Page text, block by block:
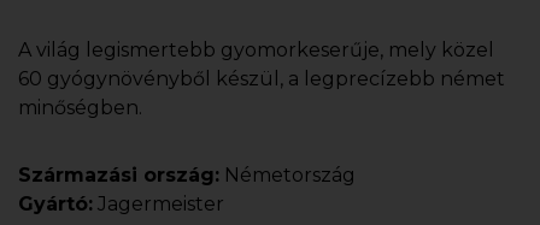
A világ legismertebb gyomorkeserűje, mely közel
60 gyógynövényből készül, a legprecízebb német
minőségben.
Származási ország: Németország
Gyártó: Jagermeister